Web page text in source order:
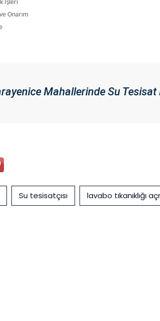
İşleri
Onarım
Mahallerinde Su Tesisat
Su tesisatçısı lavabo tıkanıklığı